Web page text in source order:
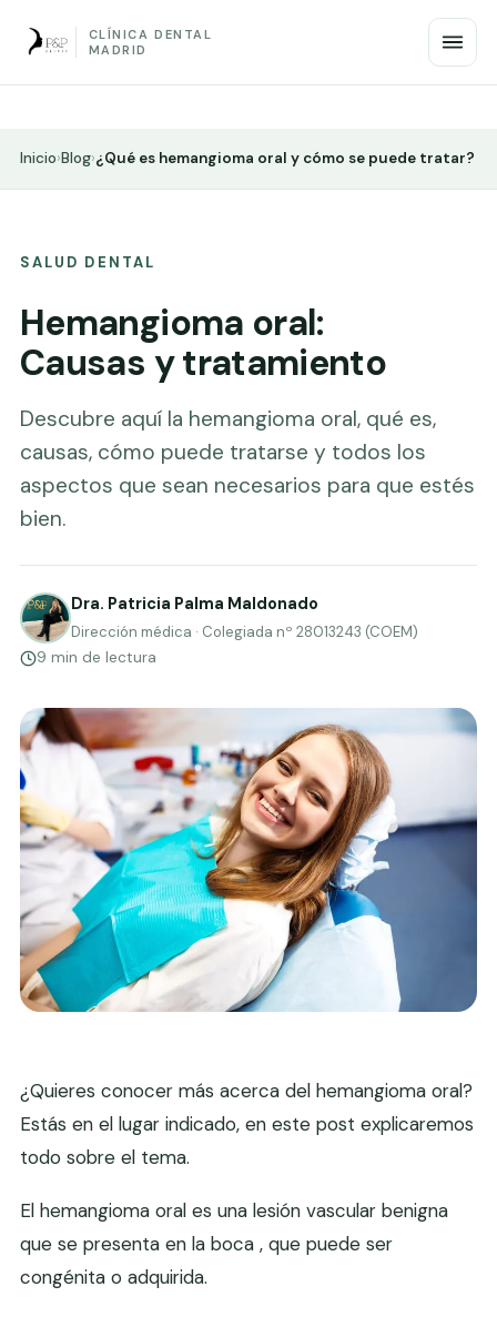
CLÍNICA DENTAL
MADRID
Inicio›Blog›¿Qué es hemangioma oral y cómo se puede tratar?
SALUD DENTAL
Hemangioma oral:
Causas y tratamiento
Descubre aquí la hemangioma oral, qué es,
causas, cómo puede tratarse y todos los
aspectos que sean necesarios para que estés
bien.
Dra. Patricia Palma Maldonado
Dirección médica · Colegiada nº 28013243 (COEM)
9 min de lectura
¿Quieres conocer más acerca del hemangioma oral?
Estás en el lugar indicado, en este post explicaremos
todo sobre el tema.
El hemangioma oral es una lesión vascular benigna
que se presenta en la boca , que puede ser
congénita o adquirida.